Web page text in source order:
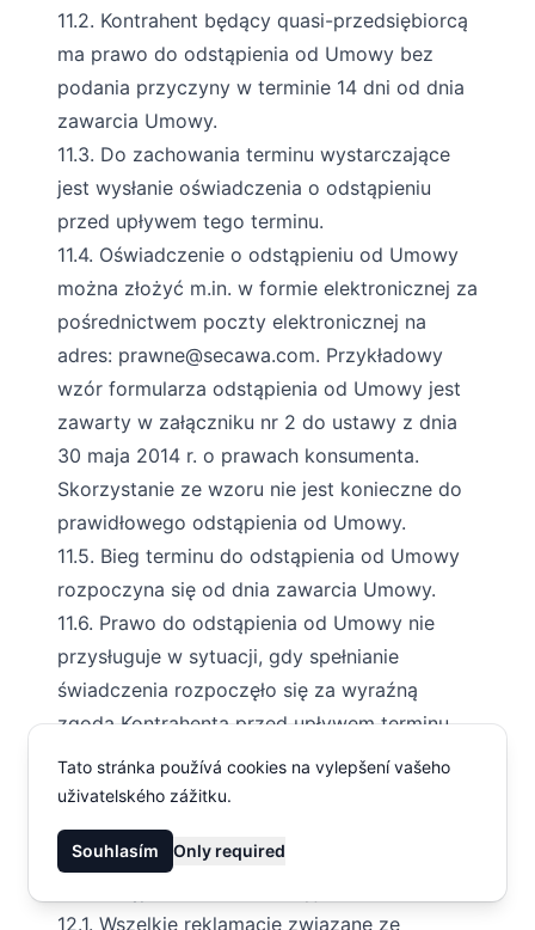
11.2. Kontrahent będący quasi-przedsiębiorcą
ma prawo do odstąpienia od Umowy bez
podania przyczyny w terminie 14 dni od dnia
zawarcia Umowy.
11.3. Do zachowania terminu wystarczające
jest wysłanie oświadczenia o odstąpieniu
przed upływem tego terminu.
11.4. Oświadczenie o odstąpieniu od Umowy
można złożyć m.in. w formie elektronicznej za
pośrednictwem poczty elektronicznej na
adres: prawne@secawa.com. Przykładowy
wzór formularza odstąpienia od Umowy jest
zawarty w załączniku nr 2 do ustawy z dnia
30 maja 2014 r. o prawach konsumenta.
Skorzystanie ze wzoru nie jest konieczne do
prawidłowego odstąpienia od Umowy.
11.5. Bieg terminu do odstąpienia od Umowy
rozpoczyna się od dnia zawarcia Umowy.
11.6. Prawo do odstąpienia od Umowy nie
przysługuje w sytuacji, gdy spełnianie
świadczenia rozpoczęło się za wyraźną
zgodą Kontrahenta przed upływem terminu
do odstąpienia od Umowy i po
poinformowaniu go o utracie prawa
odstąpienia od Umowy, jak również po
wykonaniu całości Umowy.
12.1. Wszelkie reklamacje związane ze
Tato stránka používá cookies na vylepšení vašeho
uživatelského zážitku.
Souhlasím Only required